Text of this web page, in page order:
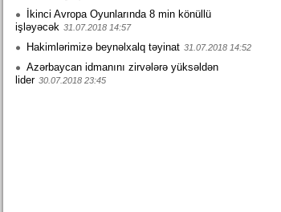
İkinci Avropa Oyunlarında 8 min könüllü
işləyəcək 31.07.2018 14:57
Hakimlərimizə beynəlxalq təyinat 31.07.2018 14:52
Azərbaycan idmanını zirvələrə yüksəldən
lider 30.07.2018 23:45